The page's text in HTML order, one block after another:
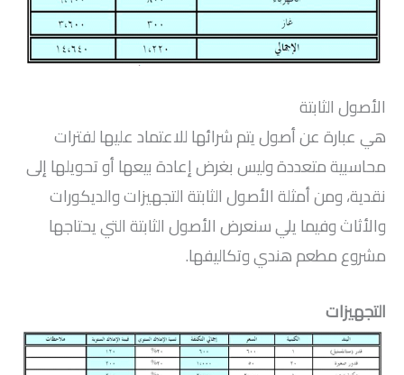
الأصول الثابتة
هي عبارة عن أصول يتم شرائها للاعتماد عليها لفترات
محاسبية متعددة وليس بغرض إعادة بيعها أو تحويلها إلى
نقدية، ومن أمثلة الأصول الثابتة التجهيزات والديكورات
والأثاث وفيما يلي سنعرض الأصول الثابتة التي يحتاجها
مشروع مطعم هندي وتكاليفها.
التجهيزات